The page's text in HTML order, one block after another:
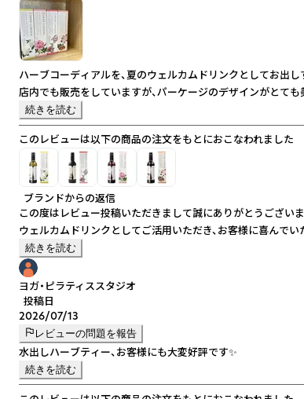
ハーブコーディアルを、夏のウェルカムドリンクとしてお出し
店内でも販売をしていますが、パーケージのデザインがとても
続きを読む
このレビューは以下の商品の注文をもとにおこなわれました
ブランドからの返信
この度はレビュー投稿いただきまして誠にありがとうございま
ウェルカムドリンクとしてご活用いただき、お客様に喜んでい
ボトルの美しさもお気に召していただき光栄です。お客様への
貴店の魅力に少しでもお力添えできれば幸いです。今後ともど
続きを読む
ヨガ・ピラティススタジオ
投稿日
2026/07/13
レビューの問題を報告
水出しハーブティー、お客様にも大変好評です✨
続きを読む